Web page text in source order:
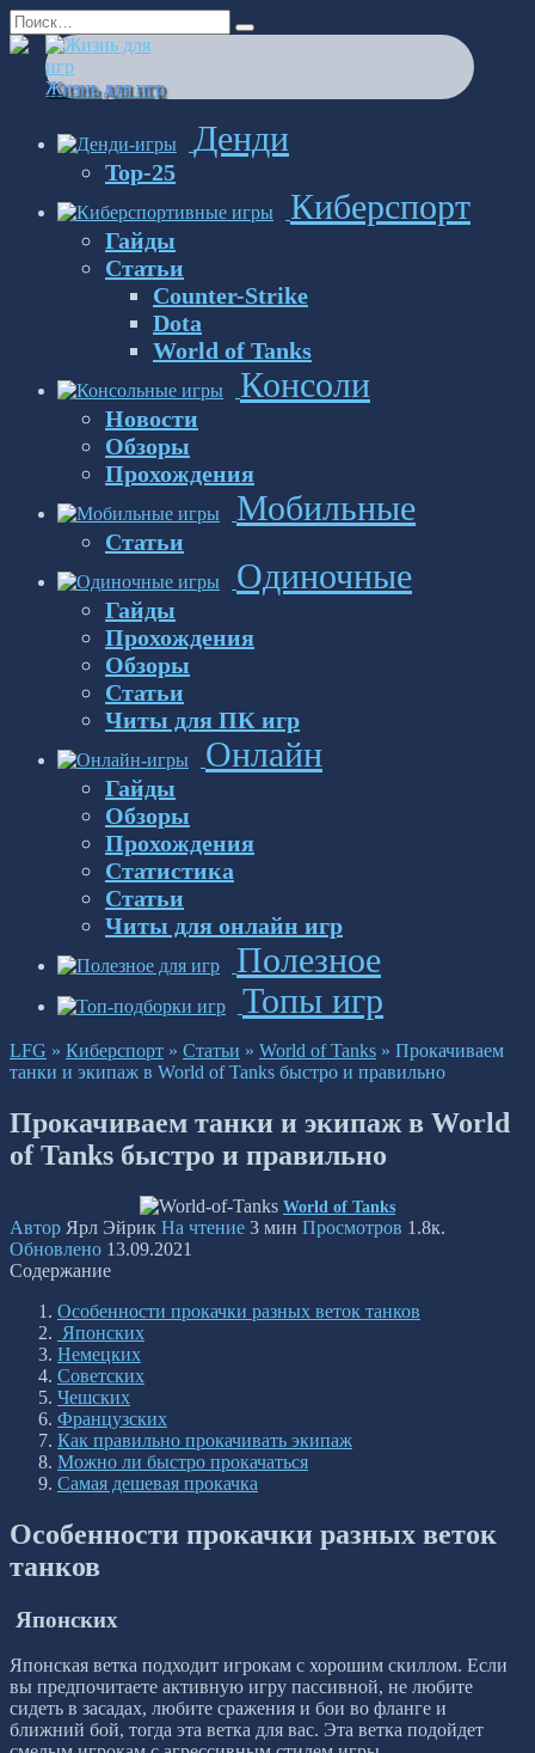
Перейти
к
содержанию
Search
for:
Жизнь для игр
Денди
Top-25
Киберспорт
Гайды
Статьи
Counter-Strike
Dota
World of Tanks
Консоли
Новости
Обзоры
Прохождения
Мобильные
Статьи
Одиночные
Гайды
Прохождения
Обзоры
Статьи
Читы для ПК игр
Онлайн
Гайды
Обзоры
Прохождения
Статистика
Статьи
Читы для онлайн игр
Полезное
Топы игр
LFG » Киберспорт » Статьи » World of Tanks » Прокачиваем
танки и экипаж в World of Tanks быстро и правильно
Прокачиваем танки и экипаж в World
of Tanks быстро и правильно
World of Tanks
Автор Ярл Эйрик На чтение 3 мин Просмотров 1.8к.
Обновлено 13.09.2021
Содержание
Особенности прокачки разных веток танков
Японских
Немецких
Советских
Чешских
Французских
Как правильно прокачивать экипаж
Можно ли быстро прокачаться
Самая дешевая прокачка
Особенности прокачки разных веток
танков
Японских
Японская ветка подходит игрокам с хорошим скиллом. Если
вы предпочитаете активную игру пассивной, не любите
сидеть в засадах, любите сражения и бои во фланге и
ближний бой, тогда эта ветка для вас. Эта ветка подойдет